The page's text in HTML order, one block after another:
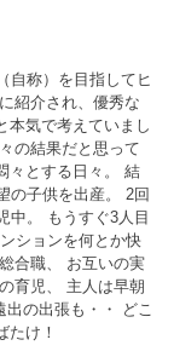
自称）を目指してヒ
紹介され、優秀な
本気で考えていまし
の結果だと思って
々とする日々。 結
の子供を出産。 2回
中。 もうすぐ3人目
ションを何とか快
合職、 お互いの実
育児、 主人は早朝
出の出張も・・ どこ
たけ！